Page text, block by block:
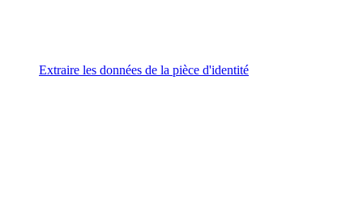
Extraire les données de la pièce d'identité